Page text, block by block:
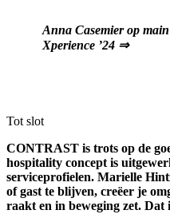
Anna Casemier op
Xperience ’24 ⇒
Tot slot
CONTRAST is trots op de
hospitality concept is
serviceprofielen. Marielle
of gast te blijven, creëer je
raakt en in beweging zet. Dat